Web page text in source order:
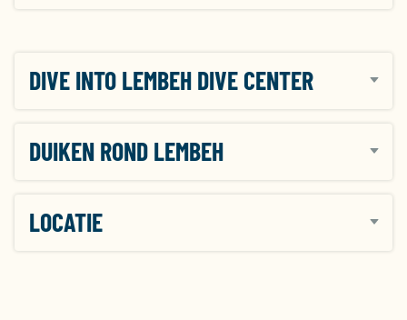
DIVE INTO LEMBEH DIVE CENTER
DUIKEN ROND LEMBEH
LOCATIE